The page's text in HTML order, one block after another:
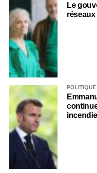
Le
POLITIQUE